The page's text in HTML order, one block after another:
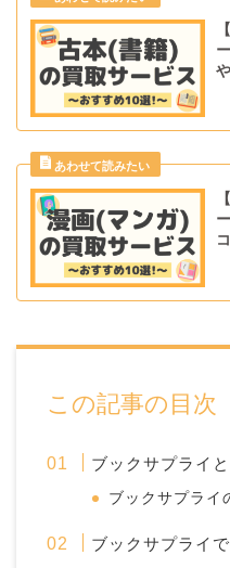
この記事の目次
ブックサプライと
ブックサプライ
ブックサプライ